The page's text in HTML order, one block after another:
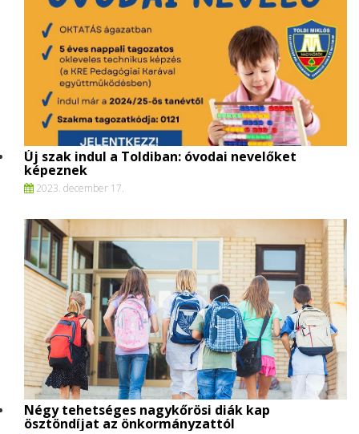
Új szak indul a Toldiban: óvodai nevelőket
képeznek
2023. december 17.
Négy tehetséges nagykőrösi diák kap
ösztöndíjat az önkormányzattól